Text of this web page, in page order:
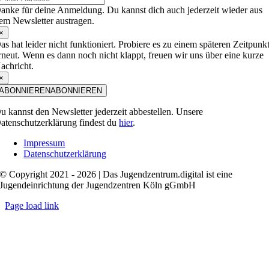
für deine Anmeldung. Du kannst dich auch jederzeit wieder aus
Newsletter austragen.
hat leider nicht funktioniert. Probiere es zu einem späteren
Wenn es dann noch nicht klappt, freuen wir uns über eine kurze
ABONNIEREN
kannst den Newsletter jederzeit abbestellen. Unsere
findest duhier.
Impressum
Datenschutzerklärung
© Copyright 2021 - 2026 | Das Jugendzentrum.digital ist eine
Jugendeinrichtung der Jugendzentren Köln gGmbH
Page load link